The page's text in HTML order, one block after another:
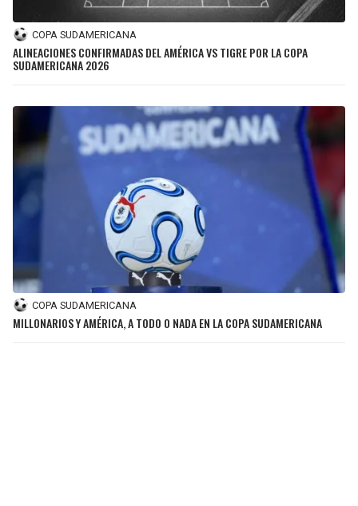
COPA SUDAMERICANA
ALINEACIONES CONFIRMADAS DEL AMÉRICA VS TIGRE POR LA COPA
SUDAMERICANA 2026
COPA SUDAMERICANA
MILLONARIOS Y AMÉRICA, A TODO O NADA EN LA COPA SUDAMERICANA